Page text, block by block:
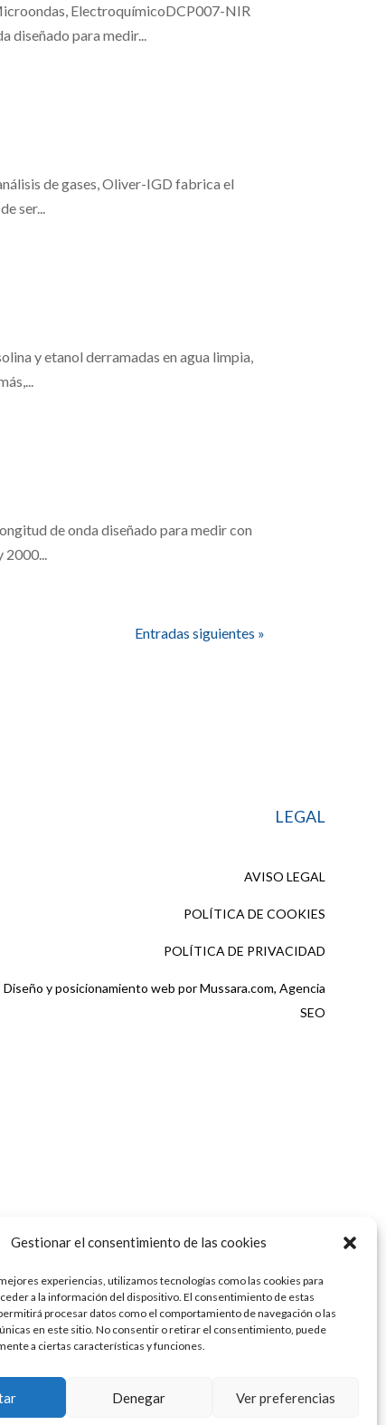
Gestionar el consentimiento de las cookies
experiencias, utilizamos tecnologías como las cookies para
a la información del dispositivo. El consentimiento de estas
procesar datos como el comportamiento de navegación o las
en este sitio. No consentir o retirar el consentimiento, puede
a ciertas características y funciones.
Denegar Ver preferencias
ElectroquímicoDCP007-NIR
para medir...
de gases, Oliver-IGD fabrica el
ser...
y etanol derramadas en agua limpia,
de onda diseñado para medir con
Entradas siguientes »
LEGAL
AVISO LEGAL
POLÍTICA DE COOKIES
POLÍTICA DE PRIVACIDAD
Diseño y posicionamiento web porMussara.com, Agencia
SEO